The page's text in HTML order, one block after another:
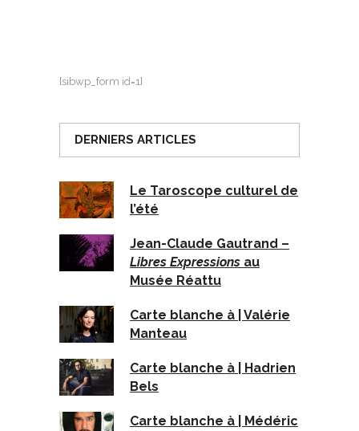
[sibwp_form id=1]
DERNIERS ARTICLES
Le Taroscope culturel de
l’été
Jean-Claude Gautrand –
Libres Expressions au
Musée Réattu
Carte blanche à | Valérie
Manteau
Carte blanche à | Hadrien
Bels
Carte blanche à | Médéric